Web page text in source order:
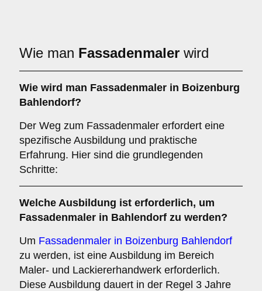
Wie man Fassadenmaler wird
Wie wird man Fassadenmaler in Boizenburg
Bahlendorf?
Der Weg zum Fassadenmaler erfordert eine
spezifische Ausbildung und praktische
Erfahrung. Hier sind die grundlegenden
Schritte:
Welche Ausbildung ist erforderlich, um
Fassadenmaler in Bahlendorf zu werden?
Um Fassadenmaler in Boizenburg Bahlendorf
zu werden, ist eine Ausbildung im Bereich
Maler- und Lackiererhandwerk erforderlich.
Diese Ausbildung dauert in der Regel 3 Jahre